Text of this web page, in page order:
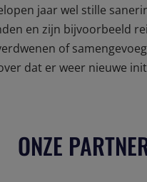
jaar wel stille
en zijn bijvoorbeeld
of
dat er weer nieuwe
ONZE